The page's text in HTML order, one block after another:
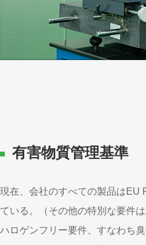
有害物質管理基準
現在、会社のすべての製品はEU
ている。（その他の特別な要件
ハロゲンフリー要件、すなわち